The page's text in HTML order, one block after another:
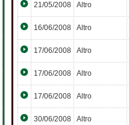
21/05/2008 Altro
16/06/2008 Altro
17/06/2008 Altro
17/06/2008 Altro
17/06/2008 Altro
30/06/2008 Altro